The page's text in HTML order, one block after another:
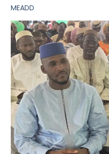
MEADD